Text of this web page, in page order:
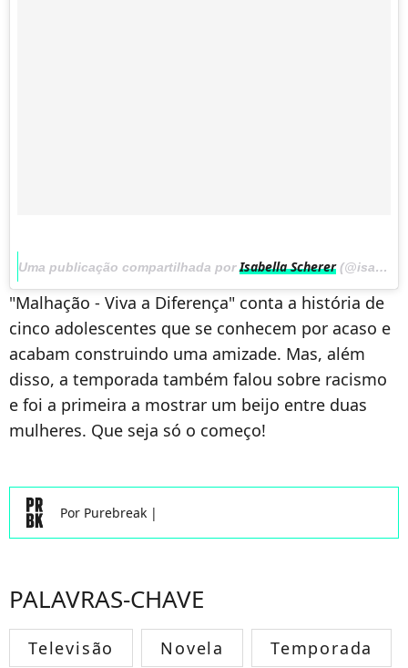
Uma publicação compartilhada porIsabella Scherer(@isascherer) em
"Malhação - Viva a Diferença" conta a história de
cinco adolescentes que se conhecem por acaso e
acabam construindo uma amizade. Mas, além
disso, a temporada também falou sobre racismo
e foi a primeira a mostrar um beijo entre duas
mulheres. Que seja só o começo!
Por Purebreak |
PALAVRAS-CHAVE
Televisão Novela Temporada